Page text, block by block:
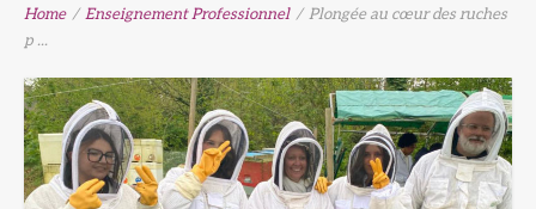
Home /Enseignement Professionnel /Plongée au cœur des ruches
p ...